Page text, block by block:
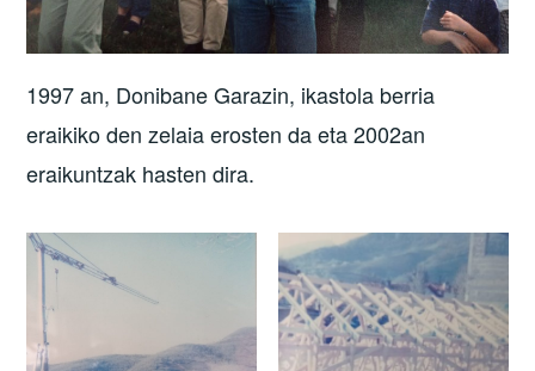
1997 an, Donibane Garazin, ikastola berria
eraikiko den zelaia erosten da eta 2002an
eraikuntzak hasten dira.